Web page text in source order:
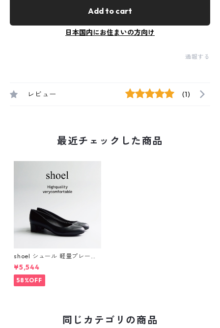
Add to cart
日本国内にお住まいの方向け
通報する
レビュー (1)
最近チェックした商品
shoel シュール 軽量プレーン
パンプス now235
¥5,544
58%OFF
同じカテゴリの商品